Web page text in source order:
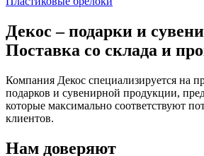
Декос – подарки и
Поставка со склада и
Компания Декос специализируется на
подарков и сувенирной продукции,
которые максимально соответствуют
клиентов.
Нам доверяют